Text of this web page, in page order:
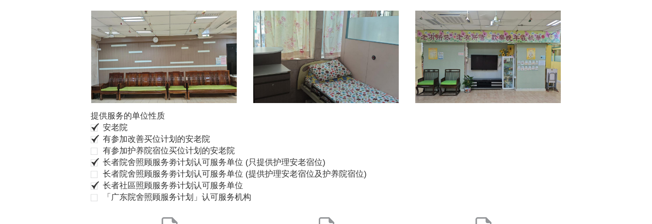
提供服务的单位性质
安老院
有参加改善买位计划的安老院
有参加护养院宿位买位计划的安老院
长者院舍照顾服务劵计划认可服务单位 (只提供护理安老宿位)
长者院舍照顾服务劵计划认可服务单位 (提供护理安老宿位及护养院宿位)
长者社區照顾服务券计划认可服务单位
「广东院舍照顾服务计划」认可服务机构